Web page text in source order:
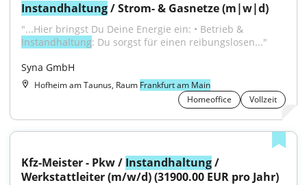
Instandhaltung / Strom- & Gasnetze (m|w|d)
Instandhaltung: Du sorgst für einen reibungslosen..."
Syna GmbH
Hofheim am Taunus, Raum Frankfurt am Main
Homeoffice
Vollzeit
Kfz-Meister - Pkw / Instandhaltung /
Werkstattleiter (m/w/d) (31900.00 EUR pro Jahr)